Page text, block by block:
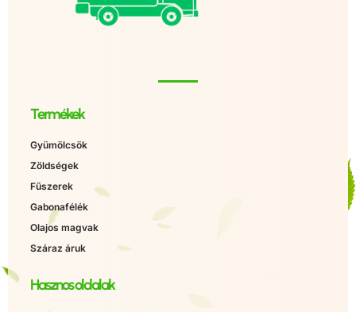
Termékek
Gyümölcsök
Zöldségek
Fűszerek
Gabonafélék
Olajos magvak
Száraz áruk
Hasznos oldalak